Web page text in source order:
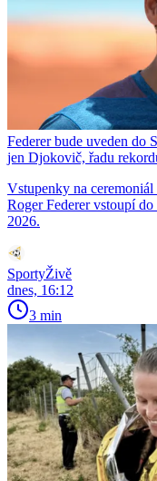
Federer bude uveden do
jen Djokovič, řadu
Vstupenky na
Roger Federer vstoupí
2026.
SportyŽivě
dnes, 16:12
3 min